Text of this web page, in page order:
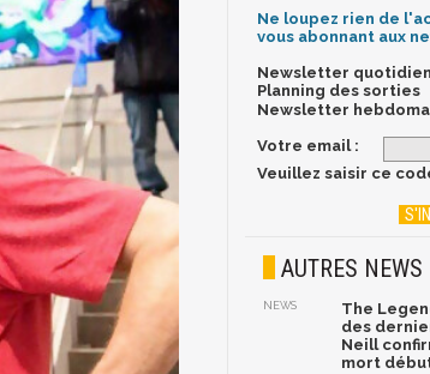
Ne loupez rien de
vous abonnant aux
Newsletter
Planning des sorties
Newsletter
Votre email :
Veuillez saisir ce
AUTRES NEWS
NEWS
The
des
Neill
mort